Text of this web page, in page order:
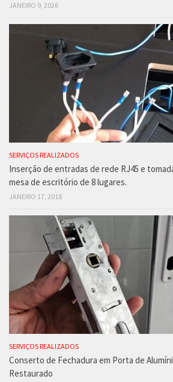
JANEIRO 9, 2026
SERVIÇOS REALIZADOS
Inserção de entradas de rede RJ45 e
mesa de escritório de 8 lugares.
JANEIRO 17, 2018
SERVIÇOS REALIZADOS
Conserto de Fechadura em Porta de
Restaurado